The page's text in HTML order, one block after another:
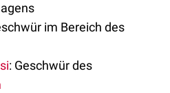
im Bereich des
: Geschwür des